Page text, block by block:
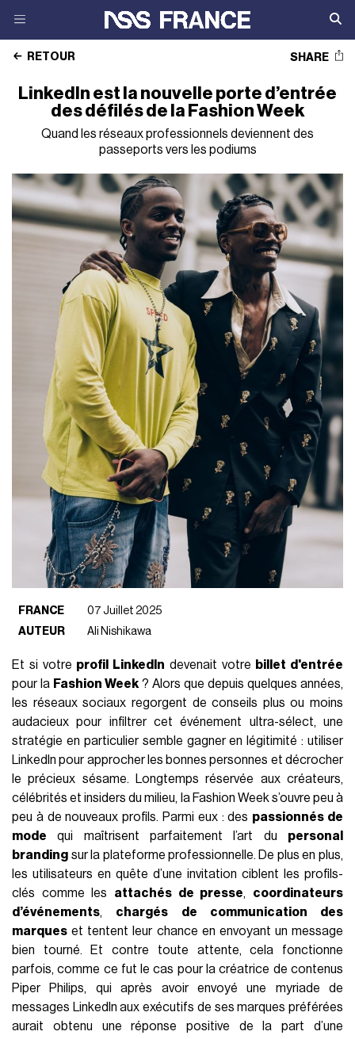
RETOUR SHARE
LinkedIn est la nouvelle porte d’entrée
des défilés de la Fashion Week
Quand les réseaux professionnels deviennent des
passeports vers les podiums
FRANCE
07 Juillet 2025
AUTEUR
Ali Nishikawa
Et si votre profil LinkedIn devenait votre billet d'entrée
pour la Fashion Week ? Alors que depuis quelques années,
les réseaux sociaux regorgent de conseils plus ou moins
audacieux pour infiltrer cet événement ultra-sélect, une
stratégie en particulier semble gagner en légitimité : utiliser
LinkedIn pour approcher les bonnes personnes et décrocher
le précieux sésame. Longtemps réservée aux créateurs,
célébrités et insiders du milieu, la Fashion Week s’ouvre peu à
peu à de nouveaux profils. Parmi eux : des passionnés de
mode qui maîtrisent parfaitement l’art du personal
branding sur la plateforme professionnelle. De plus en plus,
les utilisateurs en quête d’une invitation ciblent les profils-
clés comme les attachés de presse, coordinateurs
d’événements, chargés de communication des
marques et tentent leur chance en envoyant un message
bien tourné. Et contre toute attente, cela fonctionne
parfois, comme ce fut le cas pour la créatrice de contenus
Piper Philips, qui après avoir envoyé une myriade de
messages LinkedIn aux exécutifs de ses marques préférées
aurait obtenu une réponse positive de la part d’une